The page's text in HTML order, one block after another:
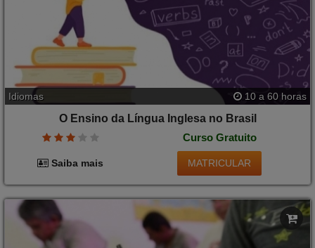
Idiomas 10 a 60 horas
O Ensino da Língua Inglesa no Brasil
Curso Gratuito
Saiba mais MATRICULAR